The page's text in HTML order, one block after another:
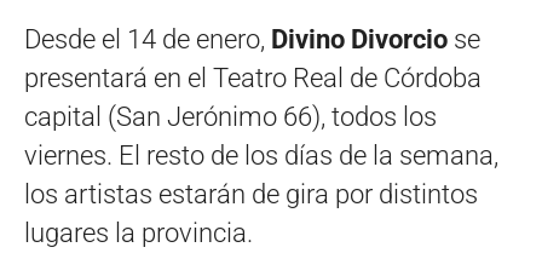
Desde el 14 de enero, Divino Divorcio se
presentará en el Teatro Real de Córdoba
capital (San Jerónimo 66), todos los
viernes. El resto de los días de la semana,
los artistas estarán de gira por distintos
lugares la provincia.